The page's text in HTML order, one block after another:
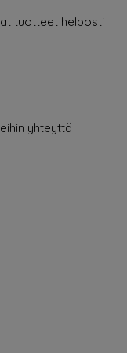
tuotteet helposti
yhteyttä